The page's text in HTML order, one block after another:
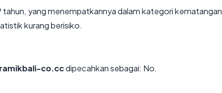
yang menempatkannya dalam kategori kematangan
kurang berisiko.
co.ccdipecahkan sebagai: No.